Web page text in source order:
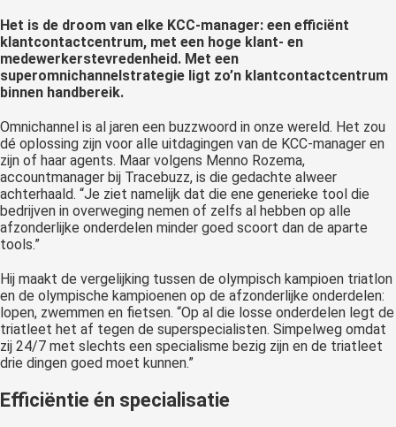
Het is de droom van elke KCC-manager: een efficiënt
klantcontactcentrum, met een hoge klant- en
medewerkerstevredenheid. Met een
superomnichannelstrategie ligt zo’n klantcontactcentrum
binnen handbereik.
Omnichannel is al jaren een buzzwoord in onze wereld. Het zou
dé oplossing zijn voor alle uitdagingen van de KCC-manager en
zijn of haar agents. Maar volgens Menno Rozema,
accountmanager bij Tracebuzz, is die gedachte alweer
achterhaald. “Je ziet namelijk dat die ene generieke tool die
bedrijven in overweging nemen of zelfs al hebben op alle
afzonderlijke onderdelen minder goed scoort dan de aparte
tools.”
Hij maakt de vergelijking tussen de olympisch kampioen triatlon
en de olympische kampioenen op de afzonderlijke onderdelen:
lopen, zwemmen en fietsen. “Op al die losse onderdelen legt de
triatleet het af tegen de superspecialisten. Simpelweg omdat
zij 24/7 met slechts een specialisme bezig zijn en de triatleet
drie dingen goed moet kunnen.”
Efficiëntie én specialisatie
van